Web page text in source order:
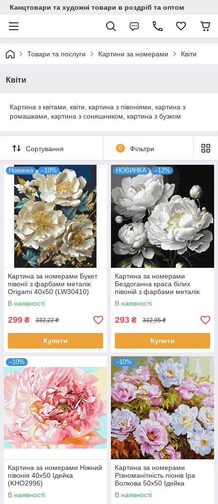
Канцтовари та художні товари в роздріб та оптом
Товари та послуги Картини за номерами Квіти
Квіти
Картина з квітами, квіти, картина з півоніями, картина з
ромашками, картина з соняшником, картина з бузком
Сортування 0 Фільтри
Новинка –10%
Картина за номерами Букет
півонії з фарбами металік
Origami 40x50 (LW30410)
В наявності
299 ₴ 332,22 ₴
Купити
НОВИНКА –12%
Картина за номерами
Бездоганна краса білих
півоній з фарбами металік
art_selena_ua 40х40 Ідейка
(KHO3237)
В наявності
293 ₴ 332,95 ₴
Купити
–10%
Картина за номерами Ніжний
півонія 40х50 Ідейка
(KHO2996)
В наявності
–10%
Картина за номерами
Різноманітність піонів Іра
Волкова 50х50 Ідейка
(KHO3193)
В наявності